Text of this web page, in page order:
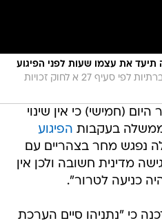
תיעד את עצמו שעות לפני הפיגוע
תיעוד ברשתות חברתיות לפי סעיף 27 א לחוק זכויות
(חמישי) כי אין שינוי
בעקבות הפיגוע
נפגש מחר בצהריים עם
מדינית חשובה ולכן אין
כניעה לטרור".
כי "נתניהו סיים הערכת